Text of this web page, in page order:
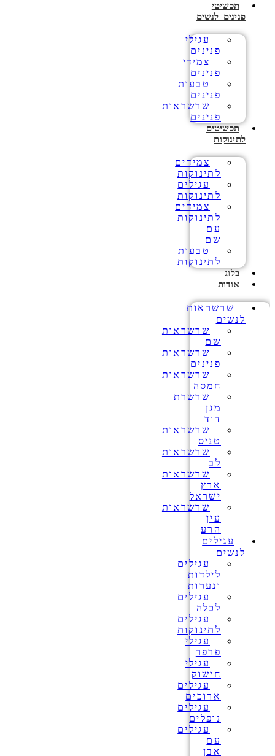
תכשיטי
פנינים לנשים
עגילי
פנינים
צמידי
פנינים
טבעות
פנינים
שרשראות
פנינים
תכשיטים
לתינוקות
צמידים
לתינוקות
עגילים
לתינוקות
צמידים
לתינוקות
עם
שם
טבעות
לתינוקות
בלוג
אודות
שרשראות
לנשים
שרשראות
שם
שרשראות
פנינים
שרשראות
חמסה
שרשרת
מגן
דוד
שרשראות
טניס
שרשראות
לב
שרשראות
ארץ
ישראל
שרשראות
עין
הרע
עגילים
לנשים
עגילים
לילדות
ונערות
עגילים
לכלה
עגילים
לתינוקות
עגילי
פרפר
עגילי
חישוק
עגילים
ארוכים
עגילים
נופלים
עגילים
עם
אבן